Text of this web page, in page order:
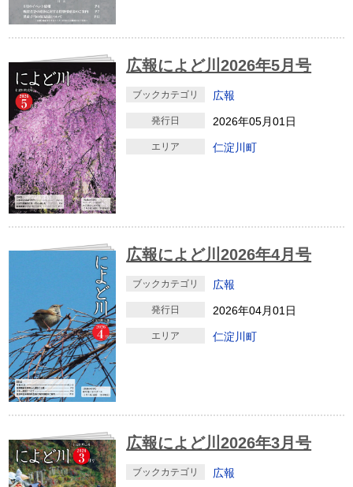
広報によど川2026年5月号
ブックカテゴリ 広報
発行日 2026年05月01日
エリア 仁淀川町
広報によど川2026年4月号
ブックカテゴリ 広報
発行日 2026年04月01日
エリア 仁淀川町
広報によど川2026年3月号
ブックカテゴリ 広報